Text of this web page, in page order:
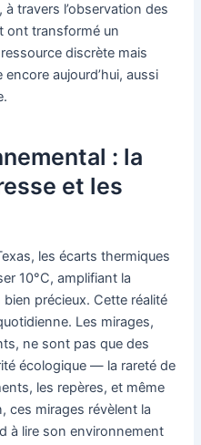
travers l’observation des
ont transformé un
discrète mais
aujourd’hui, aussi
: la
et les
les écarts thermiques
10°C, amplifiant la
bien précieux. Cette réalité
Les mirages,
ne sont pas que des
écologique — la rareté de
les repères, et même
ces mirages révèlent la
à lire son environnement